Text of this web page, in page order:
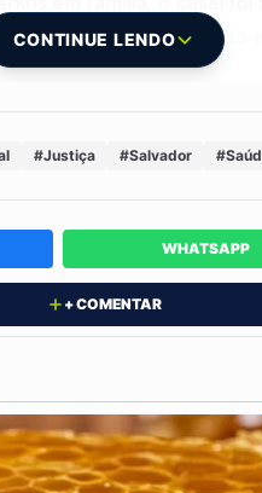
um grupo criminoso
criar links falsos para
virtuais e
eram transferidos
das autoridades,
Cassange, a polícia não
CONTINUE LENDO
#Justiça #Salvador
WHATSAPP
+ COMENTAR